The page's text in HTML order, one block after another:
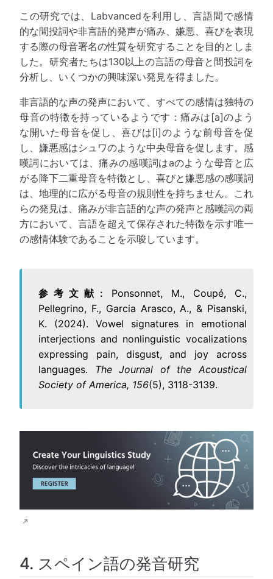
この研究では、Labvancedを利用し、言語間で感情
的な間投詞や非言語的発声が痛み、嫌悪、喜びを表現
する際の母音署名の性質を研究することを目的としま
した。研究者たちは130以上の言語の母音と間投詞を
分析し、いくつかの興味深い発見を得ました。
非言語的な声の発声において、すべての感情は独特の
母音の特徴を持っているようです：痛みは[a]のよう
な開いた母音を促し、喜びは[i]のような前母音を促
し、嫌悪感はシュワのような中央母音を促します。感
嘆詞においては、痛みの感嘆詞はaのような母音と広
がる降下二重母音を特徴とし、喜びと嫌悪感の感嘆詞
は、地理的に広がる母音の規則性を持ちません。これ
らの発見は、痛みが非言語的な声の発声と感嘆詞の両
方において、言語を超えて保存された特徴を示す唯一
の感情体験であることを示唆しています。
参考文献: Ponsonnet, M., Coupé, C.,
Pellegrino, F., Garcia Arasco, A., & Pisanski,
K. (2024). Vowel signatures in emotional
interjections and nonlinguistic vocalizations
expressing pain, disgust, and joy across
languages. The Journal of the Acoustical
Society of America, 156(5), 3118-3139.
4. スペイン語の発音研究